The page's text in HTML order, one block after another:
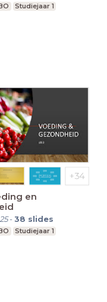
Studiejaar 1
en
-38 slides
Studiejaar 1